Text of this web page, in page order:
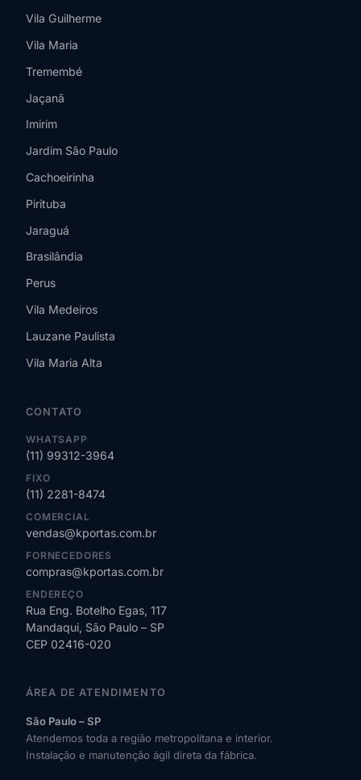
Vila Guilherme
Vila Maria
Tremembé
Jaçanã
Imirim
Jardim São Paulo
Cachoeirinha
Pirituba
Jaraguá
Brasilândia
Perus
Vila Medeiros
Lauzane Paulista
Vila Maria Alta
CONTATO
WHATSAPP
(11) 99312-3964
FIXO
(11) 2281-8474
COMERCIAL
vendas@kportas.com.br
FORNECEDORES
compras@kportas.com.br
ENDEREÇO
Rua Eng. Botelho Egas, 117
Mandaqui, São Paulo – SP
CEP 02416-020
ÁREA DE ATENDIMENTO
São Paulo – SP
Atendemos toda a região metropolitana e interior.
Instalação e manutenção ágil direta da fábrica.